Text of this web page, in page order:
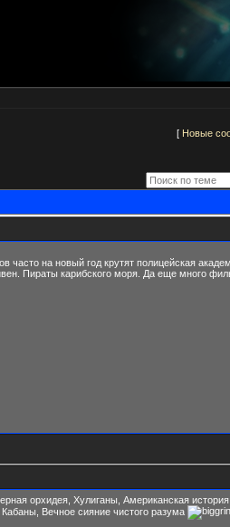
[ Новые
на новый год крутят полицейская
Пираты карибского моря. Да еще много
орхидея, Хулиганы, Американская
Вечное сияние чистого разума